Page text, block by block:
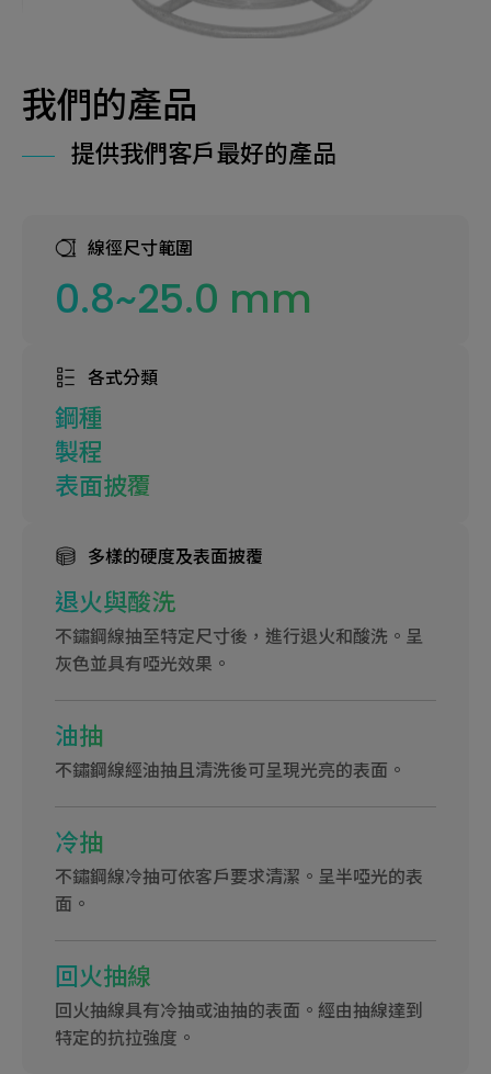
我們的產品
提供我們客戶最好的產品
線徑尺寸範圍
0.8~25.0 mm
各式分類
鋼種
製程
表面披覆
多樣的硬度及表面披覆
退火與酸洗
不鏽鋼線抽至特定尺寸後，進行退火和酸洗。呈
灰色並具有啞光效果。
油抽
不鏽鋼線經油抽且清洗後可呈現光亮的表面。
冷抽
不鏽鋼線冷抽可依客戶要求清潔。呈半啞光的表
面。
回火抽線
回火抽線具有冷抽或油抽的表面。經由抽線達到
特定的抗拉強度。